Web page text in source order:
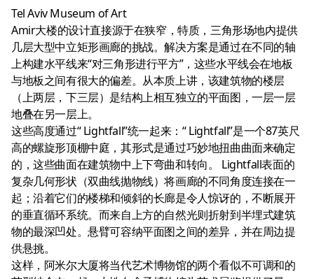
Tel Aviv Museum of Art
Amir大楼的设计直接源于在狭窄，特质，三角形场地内提供
几层大型中立矩形画廊的挑战。解决方案是通过在不同的轴
上构建水平线来“对三角形进行平方”，这些水平线会在地板
与地板之间有很大的偏差。从本质上讲，该建筑物的楼层
（上两层，下三层）是结构上相互独立的平面图，一层一层
地叠在另一层上。
这些高度通过“ Lightfall”统一起来：“ Lightfall”是一个87英尺
高的螺旋形顶棚中庭，其形式是通过巧妙地扭曲曲面来确定
的，这些曲面在建筑物中上下弯曲和转向。 Lightfall表面的
复杂几何形状（双曲线抛物线）将画廊的不同角度连接在一
起；沿着它们的楼梯和倾斜的长廊是令人惊讶的，不断展开
的垂直循环系统。而来自上方的自然光则折射到半埋式建筑
物的最深凹处。悬臂可容纳平面图之间的差异，并在周边提
供悬挑。
这样，阿米尔大厦将当代艺术博物馆的两个看似不可调和的